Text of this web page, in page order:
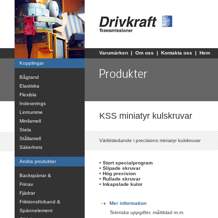
Varumärken | Om oss | Kontakta oss | Hem
Kopplingar
Bågtand
Elastiska
Flexibla
Indexerings
Lintrumme
Minilamell
Stela
Stållamell
Säkerhets
Andra produkter
Backspärrar &
Frinav
Fjädrar
Friktionsförband &
Spännelement
KSS miniatyr kulskruvar
Världsledande i precisions miniatyr kulskruvar
• Stort specialprogram
• Slipade skruvar
• Hög precision
• Rullade skruvar
• Inkapslade kulor
Mer information
Tekniska uppgifter, måttblad m.m.